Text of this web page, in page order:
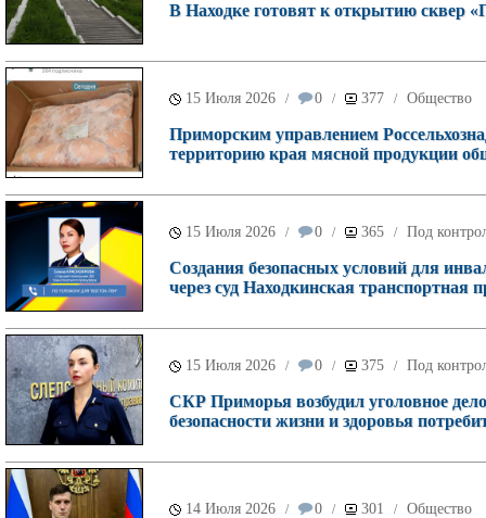
В Находке готовят к открытию сквер
15 Июля 2026 / 0 / 377 / Общество
Приморским управлением
территорию края мясной продукции
15 Июля 2026 / 0 / 365 / Под
Создания безопасных условий для
через суд Находкинская транспортная
15 Июля 2026 / 0 / 375 / Под
СКР Приморья возбудил уголовное
безопасности жизни и здоровья
14 Июля 2026 / 0 / 301 / Общество